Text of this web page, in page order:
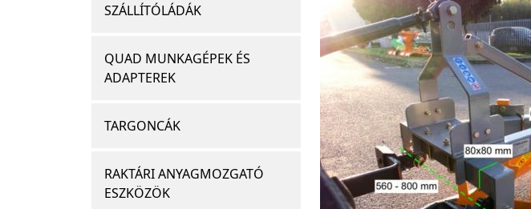
SZÁLLÍTÓLÁDÁK
QUAD MUNKAGÉPEK ÉS
ADAPTEREK
TARGONCÁK
RAKTÁRI ANYAGMOZGATÓ
ESZKÖZÖK